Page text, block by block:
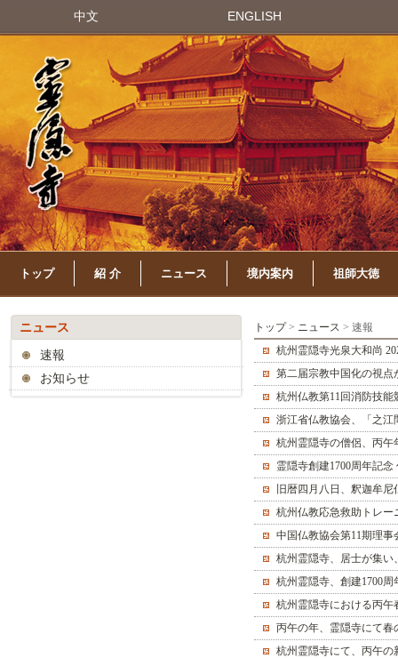
中文 ENGLISH
トップ 紹 介 ニュース 境内案内 祖師大徳
ニュース
速報
お知らせ
トップ> ニュース > 速報
杭州霊隠寺光泉大和尚
第二届宗教中国化の視
杭州仏教第11回消防技
浙江省仏教協会、「之江
杭州霊隠寺の僧侶、丙
霊隠寺創建1700周年記
に開催
旧暦四月八日、釈迦牟
杭州仏教応急救助トレー
中国仏教協会第11期理
杭州霊隠寺、居士が集い
杭州霊隠寺、創建1700
杭州霊隠寺における丙
丙午の年、霊隠寺にて
杭州霊隠寺にて、丙午